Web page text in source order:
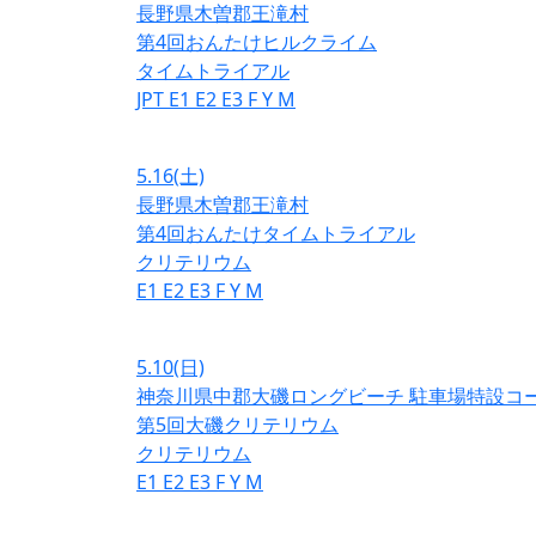
長野県木曽郡王滝村
第4回おんたけヒルクライム
タイムトライアル
JPT E1 E2 E3 FY M
5.16(土)
長野県木曽郡王滝村
第4回おんたけタイムトライアル
クリテリウム
E1 E2 E3 FY M
5.10(日)
神奈川県中郡大磯ロングビーチ 駐車場特設コ
第5回大磯クリテリウム
クリテリウム
E1 E2 E3 FY M